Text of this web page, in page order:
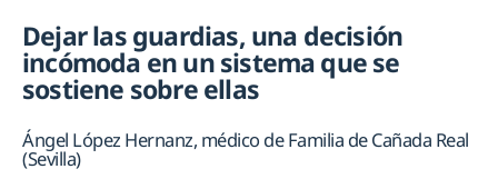
Dejar las guardias, una decisión
incómoda en un sistema que se
sostiene sobre ellas
Ángel López Hernanz, médico de Familia de Cañada Real
(Sevilla)